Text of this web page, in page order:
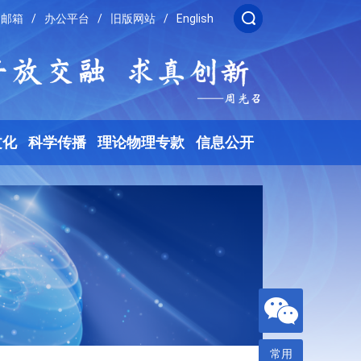
邮箱 / 办公平台 / 旧版网站 / English
科学传播 理论物理专款 信息公开
常用